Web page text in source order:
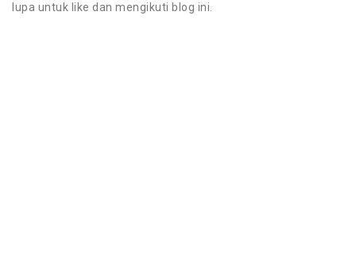
lupa untuk like dan mengikuti blog ini.